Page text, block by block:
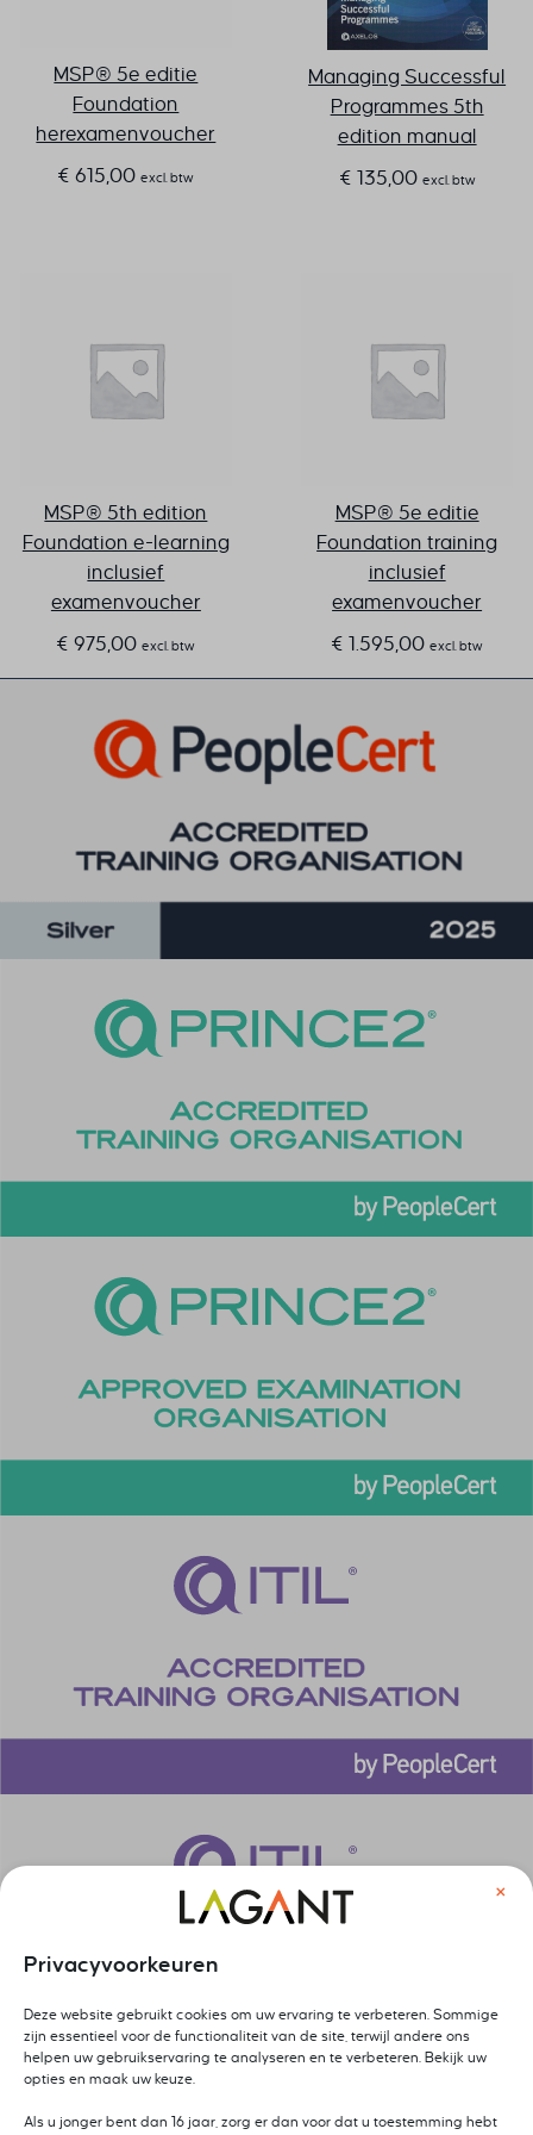
zitten of dat je belangrijke
MSP® 5e editie
Foundation
herexamenvoucher
€ 615,00 excl. btw
Managing Successful
Programmes 5th
edition manual
€ 135,00 excl. btw
MSP® 5th edition
Foundation e-learning
inclusief
examenvoucher
€ 975,00 excl. btw
MSP® 5e editie
Foundation training
inclusief
examenvoucher
€ 1.595,00 excl. btw
Privacyvoorkeuren
×
Deze website gebruikt cookies om uw ervaring te verbeteren. Sommige
zijn essentieel voor de functionaliteit van de site, terwijl andere ons
helpen uw gebruikservaring te analyseren en te verbeteren. Bekijk uw
opties en maak uw keuze.
Als u jonger bent dan 16 jaar, zorg er dan voor dat u toestemming hebt